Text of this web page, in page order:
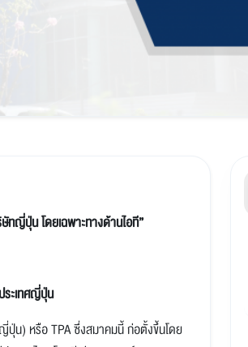
ทญี่ปุ่น โดยเฉพาะทางด้านไอที”
ระเทศญี่ปุ่น
ปุ่น) หรือ TPA ซึ่งสมาคมนี้ ก่อตั้งขึ้นโดย